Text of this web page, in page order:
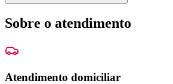
Sobre o atendimento
Atendimento domiciliar